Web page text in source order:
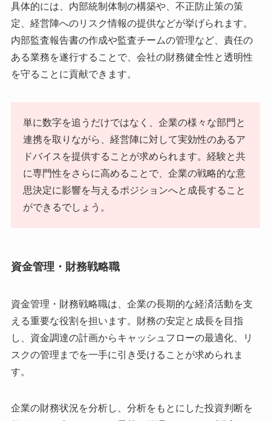
具体的には、内部統制体制の構築や、不正防止策の策
定、経営陣へのリスク情報の提供などが挙げられます。
内部監査報告書の作成や監査チームの管理など、責任の
ある業務を遂行することで、会社の財務健全性と透明性
を守ることに貢献できます。
単に数字を追うだけではなく、企業の様々な部門と
連携を取りながら、経営陣に対して実効性のあるア
ドバイスを提供することが求められます。経験と共
に専門性をさらに高めることで、企業の戦略的な意
思決定に影響を与えるポジションへと成長すること
ができるでしょう。
資金管理・財務戦略職
資金管理・財務戦略職は、企業の長期的な経済活動を支
える重要な役割を担います。財務の安定と成長を目指
し、資金調達の計画からキャッシュフローの最適化、リ
スクの管理までを一手に引き受けることが求められま
す。
企業の財務状況を分析し、分析をもとにした投資判断を